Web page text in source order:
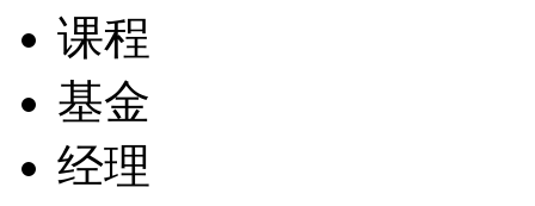
课程
基金
经理